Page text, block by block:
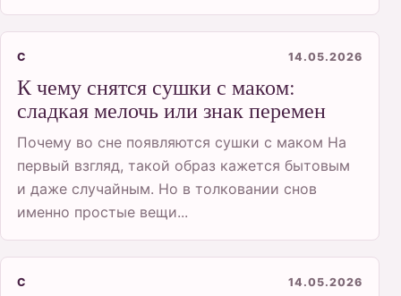
С 14.05.2026
К чему снятся сушки с маком:
сладкая мелочь или знак перемен
Почему во сне появляются сушки с маком На
первый взгляд, такой образ кажется бытовым
и даже случайным. Но в толковании снов
именно простые вещи...
С 14.05.2026